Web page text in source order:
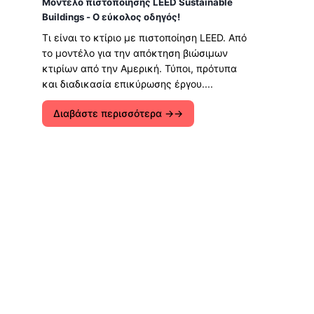
Buildings - Ο εύκολος οδηγός!
Τι είναι το κτίριο με πιστοποίηση LEED. Από
το μοντέλο για την απόκτηση βιώσιμων
κτιρίων από την Αμερική. Τύποι, πρότυπα
και διαδικασία επικύρωσης έργου....
Διαβάστε περισσότερα →